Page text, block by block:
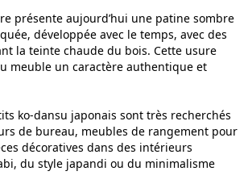
présente aujourd’hui une patine sombre
développée avec le temps, avec des
la teinte chaude du bois. Cette usure
meuble un caractère authentique et
ko-dansu japonais sont très recherchés
de bureau, meubles de rangement pour
décoratives dans des intérieurs
du style japandi ou du minimalisme